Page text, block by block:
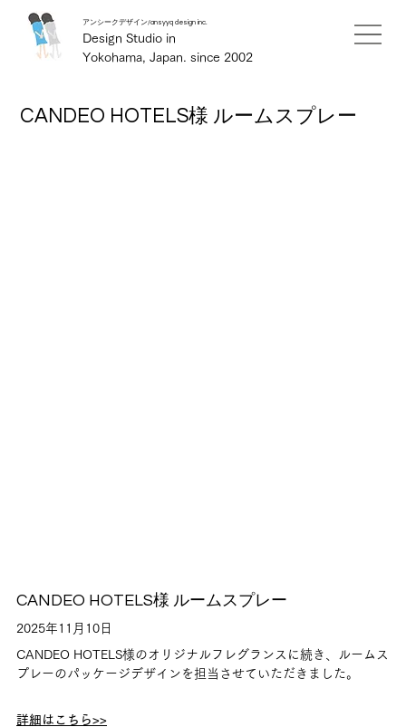
アンシークデザイン/ansyyq design inc.
Design Studio in
Yokohama, Japan. since 2002
CANDEO HOTELS様 ルームスプレー
CANDEO HOTELS様 ルームスプレー
2025年11月10日
CANDEO HOTELS様のオリジナルフレグランスに続き、ルームス
プレーのパッケージデザインを担当させていただきました。
詳細はこちら>>